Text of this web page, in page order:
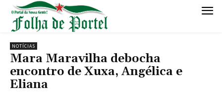
NOTÍCIAS
Mara Maravilha debocha
encontro de Xuxa, Angélica e
Eliana